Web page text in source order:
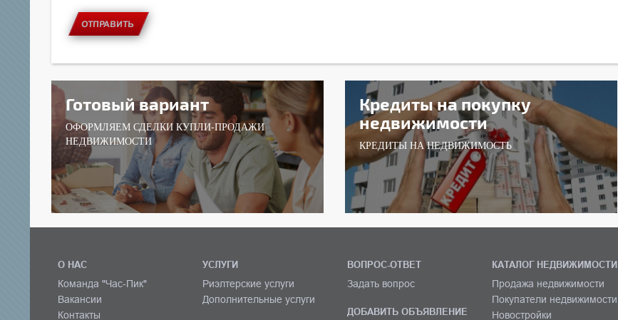
ОТПРАВИТЬ
Готовый вариант
ОФОРМЛЯЕМ СДЕЛКИ КУПЛИ-ПРОДАЖИ
НЕДВИЖИМОСТИ
Кредиты на покупку
недвижимости
КРЕДИТЫ НА НЕДВИЖИМОСТЬ
О НАС
Команда "Час-Пик"
Вакансии
Контакты
УСЛУГИ
Риэлтерские услуги
Дополнительные услуги
ВОПРОС-ОТВЕТ
Задать вопрос
ДОБАВИТЬ ОБЪЯВЛЕНИЕ
КАТАЛОГ НЕДВИЖИМОСТИ
Продажа недвижимости
Покупатели недвижимости
Новостройки